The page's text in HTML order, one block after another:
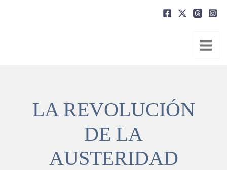
LA REVOLUCIÓN
DE LA
AUSTERIDAD